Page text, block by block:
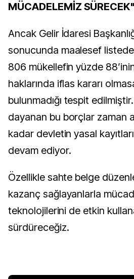
MÜCADELEMİZ SÜRECEK"
Ancak Gelir İdaresi
sonucunda maalesef
806 mükellefin yüzde
haklarında iflas kararı
bulunmadığı tespit
dayanan bu borçlar zaman
kadar devletin yasal
devam ediyor.
Özellikle sahte belge
kazanç sağlayanlarla
teknolojilerini de etkin
sürdüreceğiz.